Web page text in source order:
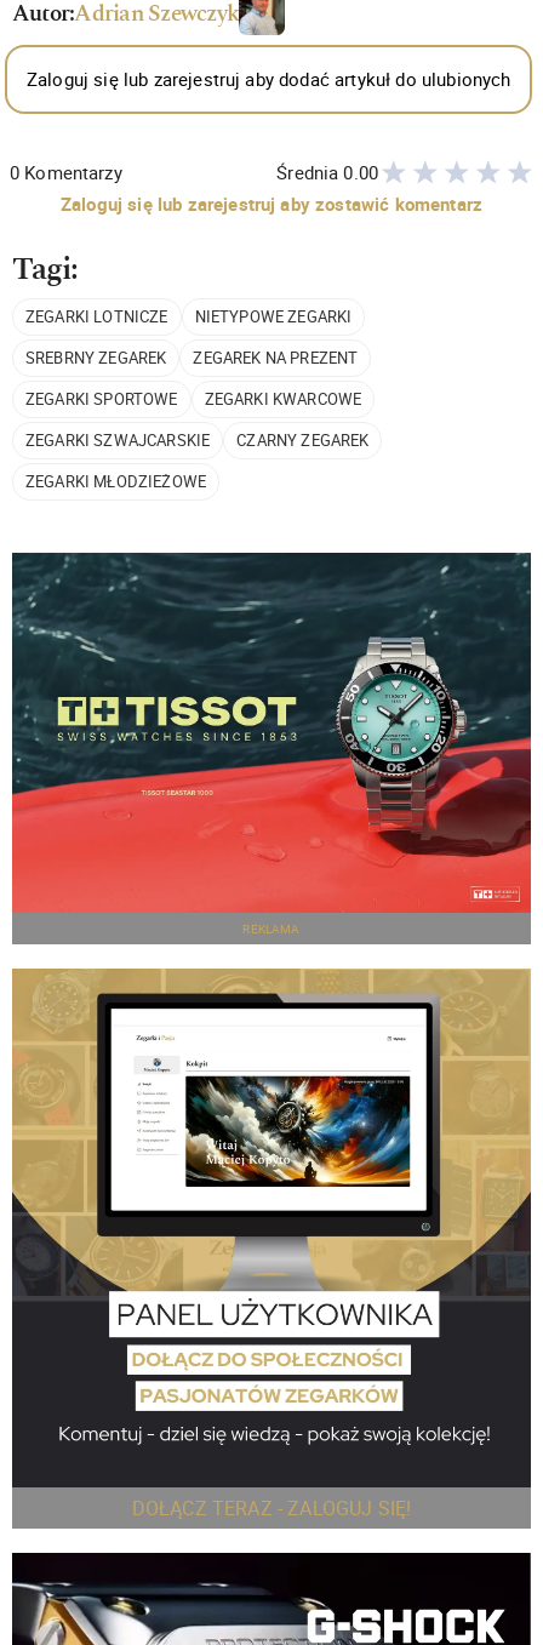
Autor:Adrian Szewczyk
Zaloguj się lub zarejestruj aby dodać artykuł do ulubionych
0 Komentarzy Średnia0.00
Zaloguj się lub zarejestruj aby zostawić komentarz
Tagi:
ZEGARKI LOTNICZE
NIETYPOWE ZEGARKI
SREBRNY ZEGAREK
ZEGAREK NA PREZENT
ZEGARKI SPORTOWE
ZEGARKI KWARCOWE
ZEGARKI SZWAJCARSKIE
CZARNY ZEGAREK
ZEGARKI MŁODZIEŻOWE
REKLAMA
DOŁĄCZ TERAZ - ZALOGUJ SIĘ!